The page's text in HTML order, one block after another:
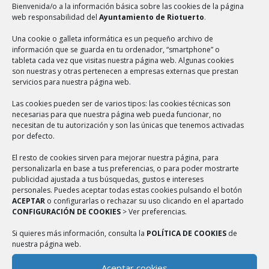
Bienvenida/o a la información básica sobre las cookies de la página
web responsabilidad del Ayuntamiento de Riotuerto.
Una cookie o galleta informática es un pequeño archivo de
información que se guarda en tu ordenador, “smartphone” o
tableta cada vez que visitas nuestra página web. Algunas cookies
son nuestras y otras pertenecen a empresas externas que prestan
servicios para nuestra página web.
Las cookies pueden ser de varios tipos: las cookies técnicas son
necesarias para que nuestra página web pueda funcionar, no
necesitan de tu autorización y son las únicas que tenemos activadas
por defecto.
El resto de cookies sirven para mejorar nuestra página, para
personalizarla en base a tus preferencias, o para poder mostrarte
publicidad ajustada a tus búsquedas, gustos e intereses
personales. Puedes aceptar todas estas cookies pulsando el botón
ACEPTAR o configurarlas o rechazar su uso clicando en el apartado
CONFIGURACIÓN DE COOKIES > Ver preferencias.
Si quieres más información, consulta la POLÍTICA DE COOKIES de
nuestra página web.
eliminarlos de forma segura y respetuosa con el medio
¿CUÁLES SON SUS DERECHOS DE
PROTECCIÓN DE DATOS?
qué información tenemos sobre usted, rectificarla si fuese
incorrecta y eliminarla una vez finalizada nuestra relación, en
el caso de que ello sea legalmente posible.
También tiene derecho a solicitar el traspaso de su
información a otra entidad. Este derecho se llama
“portabilidad” y puede ser útil en determinadas situaciones.
Igualmente, puede solicitar la limitación del tratamiento de sus
datos personales.
Para solicitar alguno de estos derechos, deberá realizar una
solicitud escrita a nuestra dirección, junto con una fotocopia